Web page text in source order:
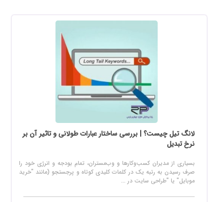
لانگ تیل چیست؟ | بررسی ساختار عبارات طولانی و تاثیر آن بر
نرخ تبدیل
بسیاری از مدیران کسب‌وکارها و وب‌مستران، تمام بودجه و انرژی خود را
صرف رسیدن به رتبه یک در کلمات کلیدی کوتاه و پرجستجو (مانند "خرید
موبایل" یا "طراحی سایت در ...